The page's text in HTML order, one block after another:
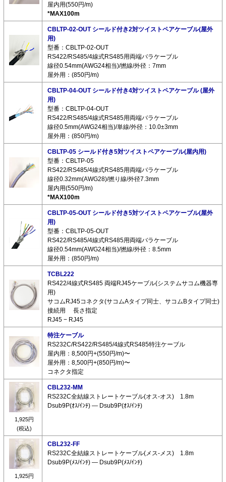
屋内用(550円/m)
*MAX100m
CBLTP-02-OUT シールド付き2対ツイストペアケーブル(屋外
用)
型番：CBLTP-02-OUT
RS422/RS485/4線式RS485用両端バラケーブル
線径0.54mm(AWG24相当)/撚線/外径：7mm
屋外用：(850円/m)
CBLTP-04-OUT シールド付き4対ツイストペアケーブル (屋外
用)
型番：CBLTP-04-OUT
RS422/RS485/4線式RS485用両端バラケーブル
線径0.5mm(AWG24相当)/単線/外径：10.0±3mm
屋外用：(850円/m)
CBLTP-05 シールド付き5対ツイストペアケーブル(屋内用)
型番：CBLTP-05
RS422/RS485/4線式RS485用両端バラケーブル
線径0.32mm(AWG28)/撚り線/外径7.3mm
屋内用(550円/m)
*MAX100m
CBLTP-05-OUT シールド付き5対ツイストペアケーブル(屋外
用)
型番：CBLTP-05-OUT
RS422/RS485/4線式RS485用両端バラケーブル
線径0.54mm(AWG24相当)/撚線/外径：8.5mm
屋外用：(850円/m)
TCBL222
RS422/4線式RS485 両端RJ45ケーブル(システムサコム機器専
用)
サコムRJ45コネクタ(サコムAタイプ同士、サコムBタイプ同士)
接続用 長さ指定
RJ45 − RJ45
特注ケーブル
RS232C/RS422/RS485/4線式RS485特注ケーブル
屋内用：8,500円+(550円/m)〜
屋外用：8,500円+(850円/m)〜
コネクタ指定
1,925円
(税込)
CBL232-MM
RS232C全結線ストレートケーブル(オス-オス) 1.8m
Dsub9P(ｵｽ/ｲﾝﾁ) ― Dsub9P(ｵｽ/ｲﾝﾁ)
1,925円
CBL232-FF
RS232C全結線ストレートケーブル(メス-メス) 1.8m
Dsub9P(ﾒｽ/ｲﾝﾁ) ― Dsub9P(ﾒｽ/ｲﾝﾁ)